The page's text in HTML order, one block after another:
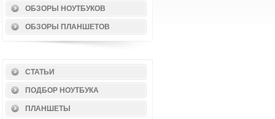
ОБЗОРЫ НОУТБУКОВ
ОБЗОРЫ ПЛАНШЕТОВ
СТАТЬИ
ПОДБОР НОУТБУКА
ПЛАНШЕТЫ